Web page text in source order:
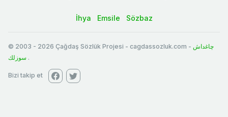
İhya Emsile Sözbaz
© 2003 - 2026 Çağdaş Sözlük Projesi - cagdassozluk.com - چاغداش
سوزلك .
Bizi takip et